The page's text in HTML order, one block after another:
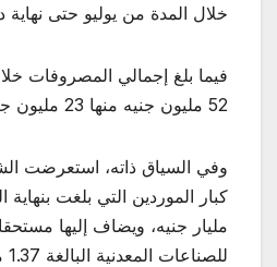
خلال المدة من يوليو حتى نهاية
فيما بلغ إجمالي المصروفات
52 مليون جنيه منها 23 مليون جنيه إجمالي الأجور.
وفي السياق ذاته، استعرضت
مليار جنيه، ويضاف إليها
للصناعات المعدنية البالغة 1.37 مليار جنيه.